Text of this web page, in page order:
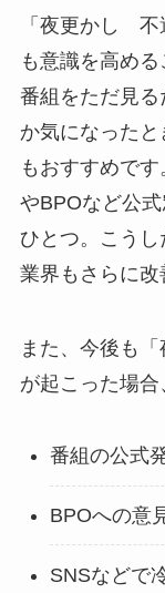
「夜更かし 不
も意識を高め
番組をただ見
か気になった
もおすすめで
やBPOなど公
ひとつ。こう
業界もさらに改
また、今後も
が起こった場合
番組の公式
BPOへの意
SNSなどで